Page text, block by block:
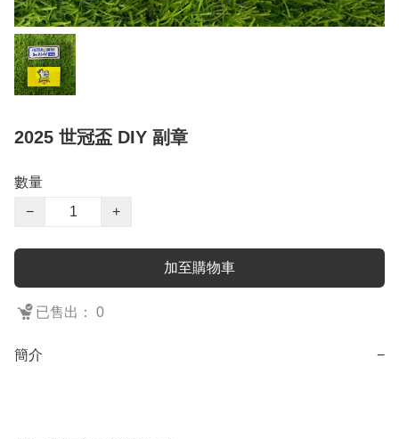
2025 世冠盃 DIY 副章
數量
−
+
加至購物車
已售出： 0
簡介 −